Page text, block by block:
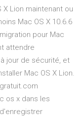
Lion maintenant ou
Mac OS X 10.6.6
pour Mac
attendre
jour de sécurité, et
Mac OS X Lion.
os x dans les